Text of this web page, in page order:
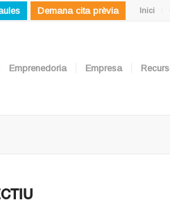
Inici
Demana cita prèvia
Emprenedoria Empresa